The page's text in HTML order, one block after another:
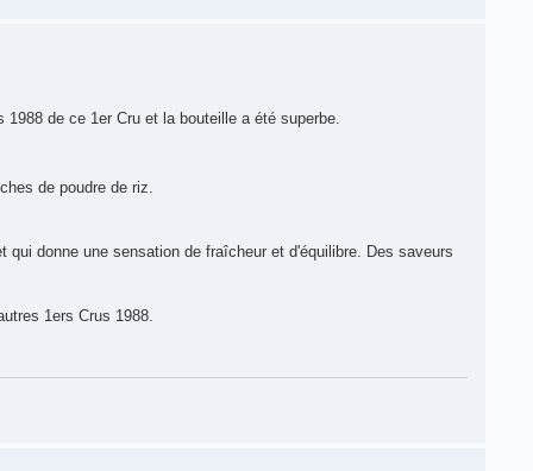
de ce 1er Cru et la bouteille a été superbe.
de poudre de riz.
donne une sensation de fraîcheur et d'équilibre. Des saveurs
1ers Crus 1988.